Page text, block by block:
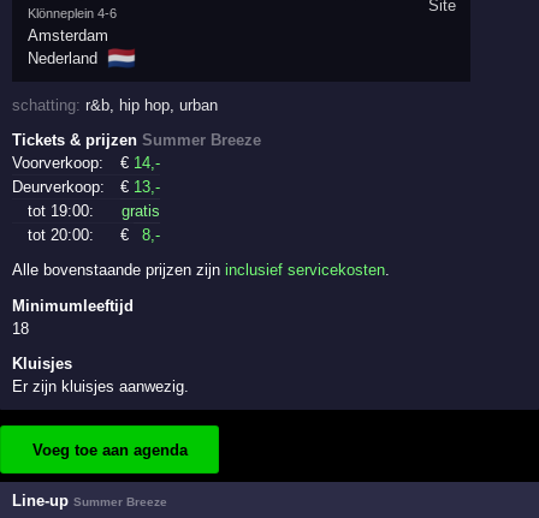
Klönneplein 4-6
Amsterdam
Nederland 🇳🇱
schatting:r&b hip hop ,urban
Tickets & prijzenSummer Breeze
Voorverkoop:
€ 14,-
Deurverkoop:
€ 13,-
tot 19:00:
gratis
tot 20:00:
€ 8,-
Alle bovenstaande prijzen zijninclusief servicekosten.
Minimumleeftijd
18
Kluisjes
Er zijn kluisjes aanwezig.
Voeg toe aan agenda
Line-upSummer Breeze